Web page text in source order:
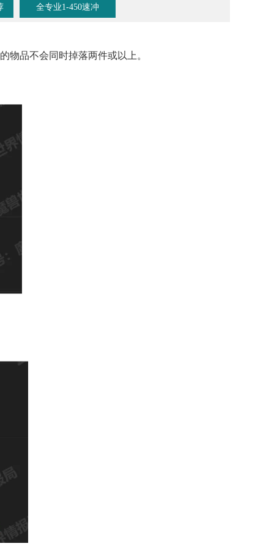
全专业1-450速冲
物品不会同时掉落两件或以上。